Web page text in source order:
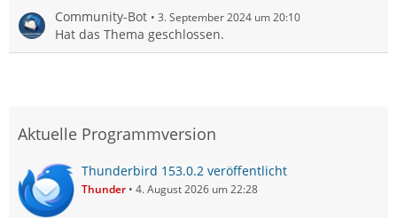
Community-Bot 3. September 2024 um 20:10
Hat das Thema geschlossen.
Aktuelle Programmversion
Thunderbird 153.0.2 veröffentlicht
Thunder 4. August 2026 um 22:28